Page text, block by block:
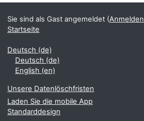
Sie sind als Gast angemeldet (Anmelden
Startseite
Deutsch ‎(de)‎
Deutsch ‎(de)‎
English ‎(en)‎
Unsere Datenlöschfristen
Laden Sie die mobile App
Standarddesign